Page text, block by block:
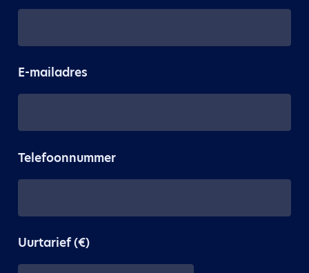
E-mailadres
Telefoonnummer
Uurtarief (€)